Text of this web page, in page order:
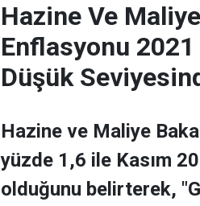
Hazine Ve
Enflasyonu 2021
Düşük
Hazine ve Maliye
yüzde 1,6 ile Kasım
olduğunu belirterek,